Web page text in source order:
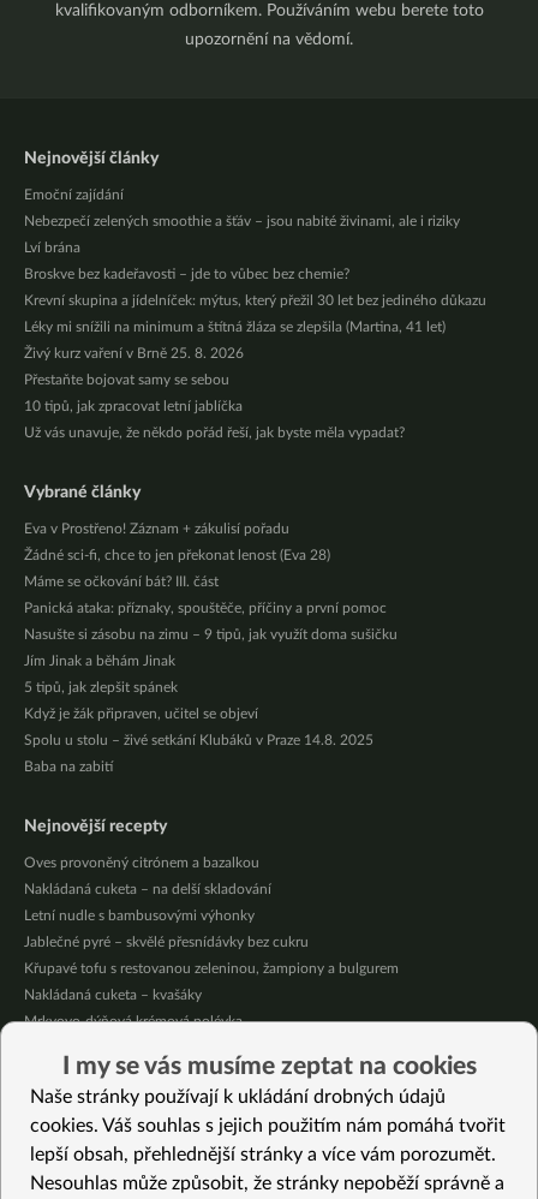
kvalifikovaným odborníkem. Používáním webu berete toto
upozornění na vědomí.
Nejnovější články
Emoční zajídání
Nebezpečí zelených smoothie a šťáv – jsou nabité živinami, ale i riziky
Lví brána
Broskve bez kadeřavosti – jde to vůbec bez chemie?
Krevní skupina a jídelníček: mýtus, který přežil 30 let bez jediného důkazu
Léky mi snížili na minimum a štítná žláza se zlepšila (Martina, 41 let)
Živý kurz vaření v Brně 25. 8. 2026
Přestaňte bojovat samy se sebou
10 tipů, jak zpracovat letní jablíčka
Už vás unavuje, že někdo pořád řeší, jak byste měla vypadat?
Vybrané články
Eva v Prostřeno! Záznam + zákulisí pořadu
Žádné sci-fi, chce to jen překonat lenost (Eva 28)
Máme se očkování bát? III. část
Panická ataka: příznaky, spouštěče, příčiny a první pomoc
Nasušte si zásobu na zimu – 9 tipů, jak využít doma sušičku
Jím Jinak a běhám Jinak
5 tipů, jak zlepšit spánek
Když je žák připraven, učitel se objeví
Spolu u stolu – živé setkání Klubáků v Praze 14.8. 2025
Baba na zabití
Nejnovější recepty
Oves provoněný citrónem a bazalkou
Nakládaná cuketa – na delší skladování
Letní nudle s bambusovými výhonky
Jablečné pyré – skvělé přesnídávky bez cukru
Křupavé tofu s restovanou zeleninou, žampiony a bulgurem
Nakládaná cuketa – kvašáky
Mrkvovo-dýňová krémová polévka
Osvěžující čaj s citronovými bylinkami
Nepečený jablečný dort s rybízem
Vybrané recepty
I my se vás musíme zeptat na cookies
Naše stránky používají k ukládání drobných údajů
cookies. Váš souhlas s jejich použitím nám pomáhá tvořit
lepší obsah, přehlednější stránky a více vám porozumět.
Nesouhlas může způsobit, že stránky nepoběží správně a